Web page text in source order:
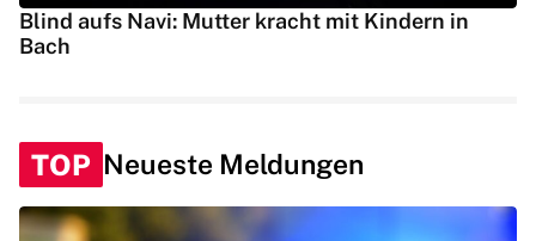
Blind aufs Navi: Mutter kracht mit Kindern in
Bach
TOP Neueste Meldungen